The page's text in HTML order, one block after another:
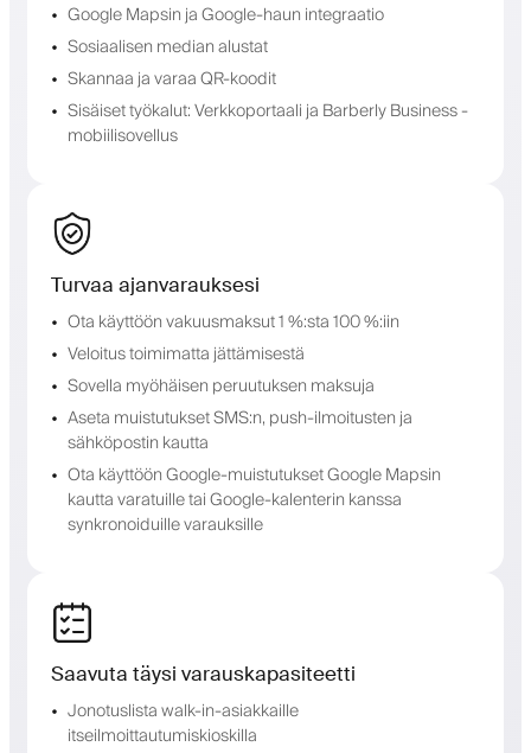
Google Mapsin ja Google-haun integraatio
Sosiaalisen median alustat
Skannaa ja varaa QR-koodit
Sisäiset työkalut: Verkkoportaali ja Barberly Business -
mobiilisovellus
Turvaa ajanvarauksesi
Ota käyttöön vakuusmaksut 1 %:sta 100 %:iin
Veloitus toimimatta jättämisestä
Sovella myöhäisen peruutuksen maksuja
Aseta muistutukset SMS:n, push-ilmoitusten ja
sähköpostin kautta
Ota käyttöön Google-muistutukset Google Mapsin
kautta varatuille tai Google-kalenterin kanssa
synkronoiduille varauksille
Saavuta täysi varauskapasiteetti
Jonotuslista walk-in-asiakkaille
itseilmoittautumiskioskilla